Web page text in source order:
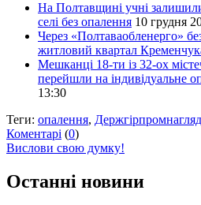
На Полтавщині учні
селі без опалення 10 грудня
Через «Полтаваобленерго»
житловий квартал
Мешканці 18-ти із 32-ох
перейшли на індивідуальне
13:30
Теги: опалення, Держгірпромнагляд
Коментарі (0)
Вислови свою думку!
Останні новини